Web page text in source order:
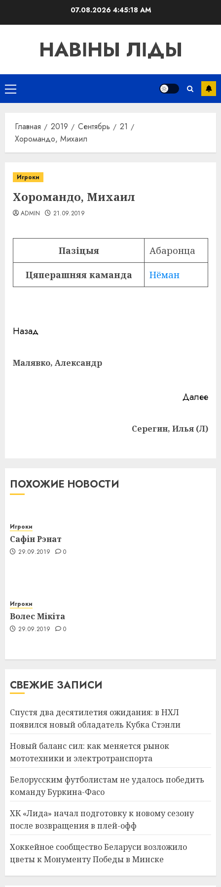
07.08.2026 4:45:18 AM
НАВІНЫ ЛІДЫ
Основное
меню
Главная 2019 Сентябрь
21
Хоромандо, Михаил
Игроки
Хоромандо, Михаил
ADMIN 21.09.2019
Пазіцыя Абаронца
Цяперашняя каманда Нёман
Навигация
Назад
Малявко, Александр
Далее
Серегин, Илья (Л)
ПОХОЖИЕ НОВОСТИ
Игроки
Сафін Рэнат
29.09.2019 0
Игроки
Волес Мікіта
29.09.2019 0
СВЕЖИЕ ЗАПИСИ
Спустя два десятилетия ожидания: в НХЛ
появился новый обладатель Кубка Стэнли
Новый баланс сил: как меняется рынок
мототехники и электротранспорта
Белорусским футболистам не удалось победить
команду Буркина-Фасо
ХК «Лида» начал подготовку к новому сезону
после возвращения в плей-офф
Хоккейное сообщество Беларуси возложило
цветы к Монументу Победы в Минске